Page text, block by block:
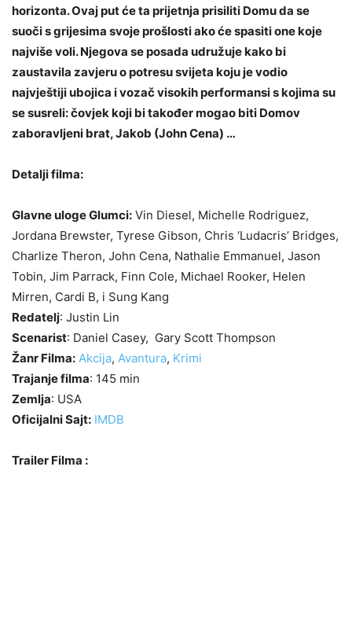
horizonta. Ovaj put će ta prijetnja prisiliti Domu da se
suoči s grijesima svoje prošlosti ako će spasiti one koje
najviše voli. Njegova se posada udružuje kako bi
zaustavila zavjeru o potresu svijeta koju je vodio
najvještiji ubojica i vozač visokih performansi s kojima su
se susreli: čovjek koji bi također mogao biti Domov
zaboravljeni brat, Jakob (John Cena) …
Detalji filma:
Glavne uloge Glumci: Vin Diesel, Michelle Rodriguez,
Jordana Brewster, Tyrese Gibson, Chris ‘Ludacris’ Bridges,
Charlize Theron, John Cena, Nathalie Emmanuel, Jason
Tobin, Jim Parrack, Finn Cole, Michael Rooker, Helen
Mirren, Cardi B, i Sung Kang
Redatelj: Justin Lin
Scenarist: Daniel Casey, Gary Scott Thompson
Žanr Filma: Akcija, Avantura, Krimi
Trajanje filma: 145 min
Zemlja: USA
Oficijalni Sajt: IMDB
Trailer Filma :